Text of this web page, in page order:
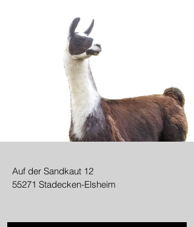
Auf der Sandkaut 12
55271 Stadecken-Elsheim